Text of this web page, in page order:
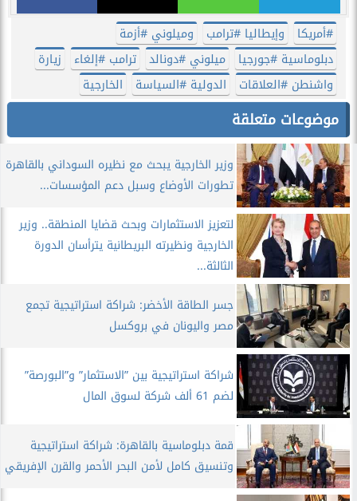
​#أمريكا وإيطاليا ​#ترامب
وميلوني ​#أزمة
دبلوماسية ​#جورجيا
ميلوني ​#دونالد ترامب ​#إلغاء
زيارة
واشنطن ​#العلاقات
الدولية ​#السياسة الخارجية
موضوعات متعلقة
​وزير الخارجية يبحث مع نظيره السوداني بالقاهرة
تطورات الأوضاع وسبل دعم المؤسسات...
لتعزيز الاستثمارات وبحث قضايا المنطقة.. وزير
الخارجية ونظيرته البريطانية يترأسان الدورة
الثالثة...
​جسر الطاقة الأخضر: شراكة استراتيجية تجمع
مصر واليونان في بروكسل
​شراكة استراتيجية بين ”الاستثمار” و”البورصة”
لضم 61 ألف شركة لسوق المال
​قمة دبلوماسية بالقاهرة: شراكة استراتيجية
وتنسيق كامل لأمن البحر الأحمر والقرن الإفريقي